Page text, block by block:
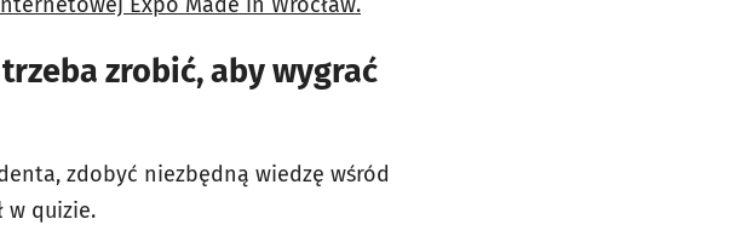
zrobić, aby wygrać
zdobyć niezbędną wiedzę wśród
w quizie.